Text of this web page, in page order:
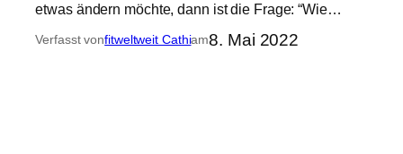
etwas ändern möchte, dann ist die Frage: “Wie…
Verfasst vonfitweltweit Cathiam8. Mai 2022